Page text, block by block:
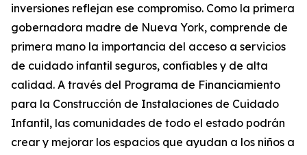
inversiones reflejan ese compromiso. Como la primera
gobernadora madre de Nueva York, comprende de
primera mano la importancia del acceso a servicios
de cuidado infantil seguros, confiables y de alta
calidad. A través del Programa de Financiamiento
para la Construcción de Instalaciones de Cuidado
Infantil, las comunidades de todo el estado podrán
crear y mejorar los espacios que ayudan a los niños a